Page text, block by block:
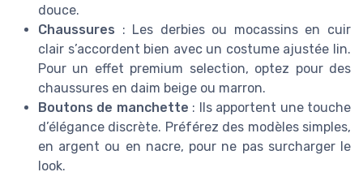
douce.
Chaussures : Les derbies ou mocassins en cuir
clair s’accordent bien avec un costume ajustée lin.
Pour un effet premium selection, optez pour des
chaussures en daim beige ou marron.
Boutons de manchette : Ils apportent une touche
d’élégance discrète. Préférez des modèles simples,
en argent ou en nacre, pour ne pas surcharger le
look.